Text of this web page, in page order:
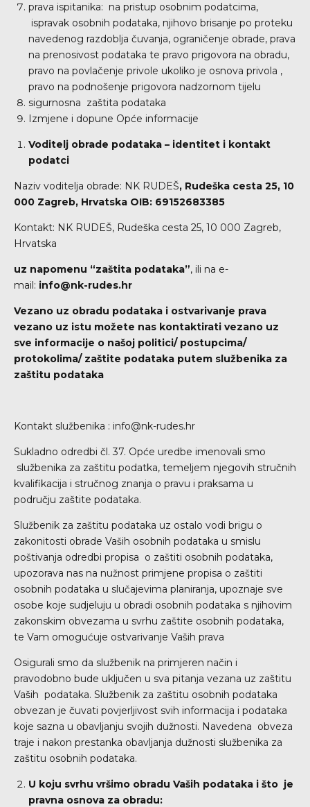
prava ispitanika: na pristup osobnim podatcima,
ispravak osobnih podataka, njihovo brisanje po proteku
navedenog razdoblja čuvanja, ograničenje obrade, prava
na prenosivost podataka te pravo prigovora na obradu,
pravo na povlačenje privole ukoliko je osnova privola ,
pravo na podnošenje prigovora nadzornom tijelu
sigurnosna zaštita podataka
Izmjene i dopune Opće informacije
Voditelj obrade podataka – identitet i kontakt
podatci
Naziv voditelja obrade: NK RUDEŠ, Rudeška cesta 25, 10
000 Zagreb, Hrvatska OIB: 69152683385
Kontakt: NK RUDEŠ, Rudeška cesta 25, 10 000 Zagreb,
Hrvatska
uz napomenu “zaštita podataka”, ili na e-
mail: info@nk-rudes.hr
Vezano uz obradu podataka i ostvarivanje prava
vezano uz istu možete nas kontaktirati vezano uz
sve informacije o našoj politici/ postupcima/
protokolima/ zaštite podataka putem službenika za
zaštitu podataka
Kontakt službenika : info@nk-rudes.hr
Sukladno odredbi čl. 37. Opće uredbe imenovali smo
službenika za zaštitu podatka, temeljem njegovih stručnih
kvalifikacija i stručnog znanja o pravu i praksama u
području zaštite podataka.
Službenik za zaštitu podataka uz ostalo vodi brigu o
zakonitosti obrade Vaših osobnih podataka u smislu
poštivanja odredbi propisa o zaštiti osobnih podataka,
upozorava nas na nužnost primjene propisa o zaštiti
osobnih podataka u slučajevima planiranja, upoznaje sve
osobe koje sudjeluju u obradi osobnih podataka s njihovim
zakonskim obvezama u svrhu zaštite osobnih podataka,
te Vam omogućuje ostvarivanje Vaših prava
Osigurali smo da službenik na primjeren način i
pravodobno bude uključen u sva pitanja vezana uz zaštitu
Vaših podataka. Službenik za zaštitu osobnih podataka
obvezan je čuvati povjerljivost svih informacija i podataka
koje sazna u obavljanju svojih dužnosti. Navedena obveza
traje i nakon prestanka obavljanja dužnosti službenika za
zaštitu osobnih podataka.
U koju svrhu vršimo obradu Vaših podataka i što je
pravna osnova za obradu: